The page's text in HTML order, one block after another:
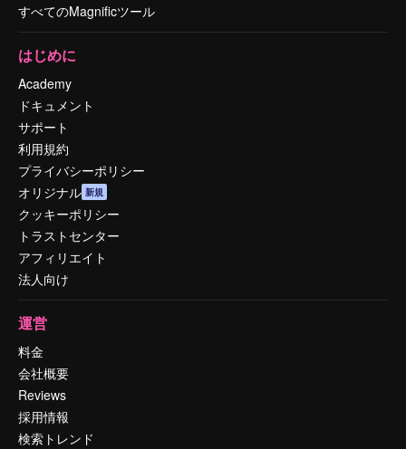
すべてのMagnificツール
はじめに
Academy
ドキュメント
サポート
利用規約
プライバシーポリシー
オリジナル 新規
クッキーポリシー
トラストセンター
アフィリエイト
法人向け
運営
料金
会社概要
Reviews
採用情報
検索トレンド